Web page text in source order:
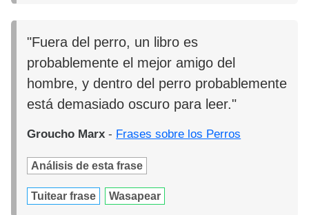
"Fuera del perro, un libro es
probablemente el mejor amigo del
hombre, y dentro del perro probablemente
está demasiado oscuro para leer."
Groucho Marx - Frases sobre los Perros
Análisis de esta frase
Tuitear frase Wasapear